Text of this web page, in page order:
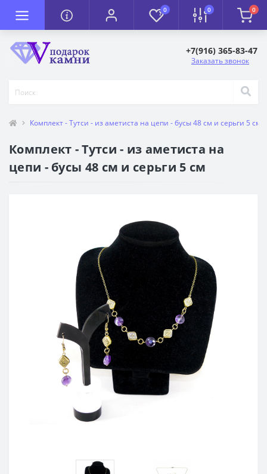
0 0 0
+7(916) 365-83-47
Заказать звонок
Комплект - Тутси - из аметиста на цепи - бусы 48 см и серьги 5 см
Комплект - Тутси - из аметиста на
цепи - бусы 48 см и серьги 5 см